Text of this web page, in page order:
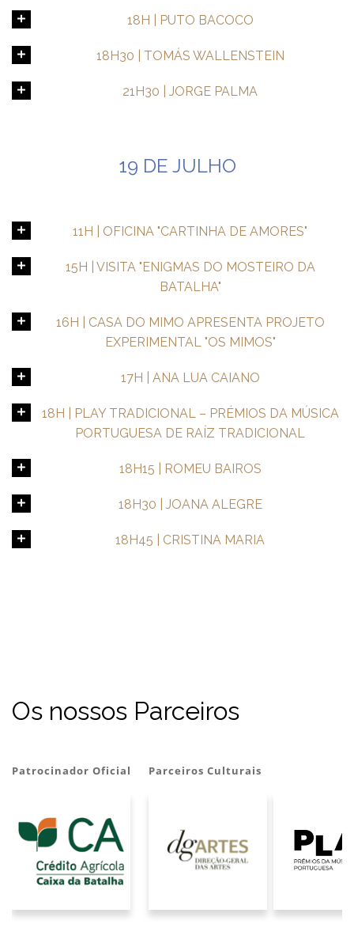
18H | PUTO BACOCO
18H30 | TOMÁS WALLENSTEIN
21H30 | JORGE PALMA
19 DE JULHO
11H | OFICINA "CARTINHA DE AMORES"
15H | VISITA "ENIGMAS DO MOSTEIRO DA
BATALHA"
16H | CASA DO MIMO APRESENTA PROJETO
EXPERIMENTAL "OS MIMOS"
17H | ANA LUA CAIANO
18H | PLAY TRADICIONAL – PRÉMIOS DA MÚSICA
PORTUGUESA DE RAÍZ TRADICIONAL
18H15 | ROMEU BAIROS
18H30 | JOANA ALEGRE
18H45 | CRISTINA MARIA
Os nossos Parceiros
Oficial Parceiros Culturais